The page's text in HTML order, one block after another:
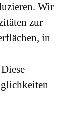
Wir
zur
in